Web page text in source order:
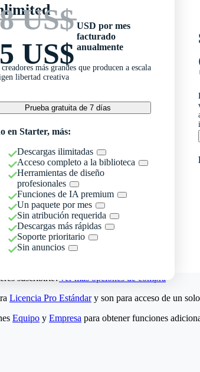
US$
US$
USD por mes
facturado
anualmente
creadores más grandes que producen a escala
libertad creativa
Prueba gratuita de 7 días
en Starter, más:
Descargas ilimitadas
Acceso completo a la biblioteca
Herramientas de diseño
profesionales
Funciones de IA premium
Un paquete por mes
Sin atribución requerida
Descargas más rápidas
Soporte prioritario
Sin anuncios
suscribirte?Ver más opciones de compra
Licencia Pro Estándary son para acceso de un
Equipo y Empresa para obtener funciones